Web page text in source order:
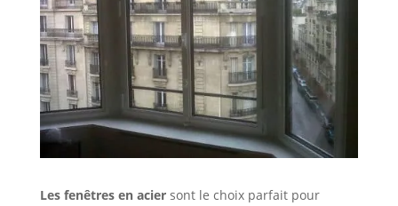
Les fenêtres en aciersont le choix parfait pour